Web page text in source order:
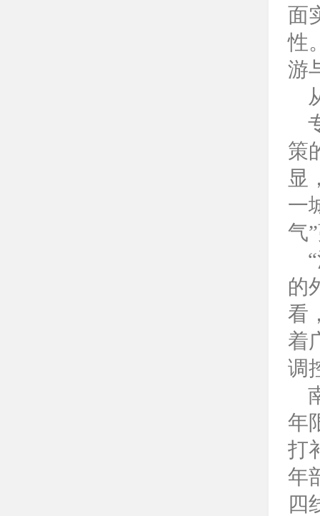
面
性
游
策
显
一
气
的
看
着
调
年
打
年
四